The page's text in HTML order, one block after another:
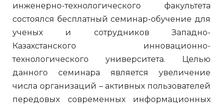
инженерно-технологического факультета
состоялся бесплатный семинар-обучение для
ученых и сотрудников Западно-
Казахстанского инновационно-
технологического университета. Целью
данного семинара является увеличение
числа организаций – активных пользователей
передовых современных информационных